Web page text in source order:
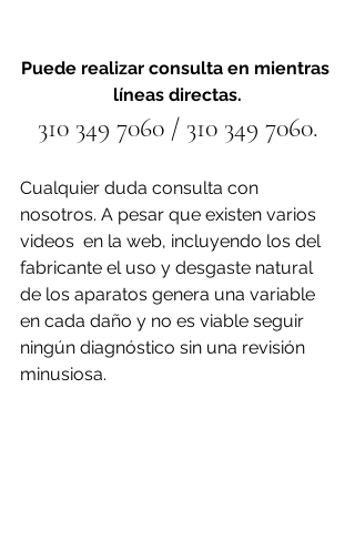
Puede realizar consulta en mientras
líneas directas.
310 349 7060 / 310 349 7060.
Cualquier duda consulta con
nosotros. A pesar que existen varios
videos  en la web, incluyendo los del
fabricante el uso y desgaste natural
de los aparatos genera una variable
en cada daño y no es viable seguir
ningún diagnóstico sin una revisión
minusiosa.